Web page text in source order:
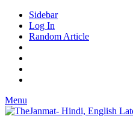
Sidebar
Log In
Random Article
Menu